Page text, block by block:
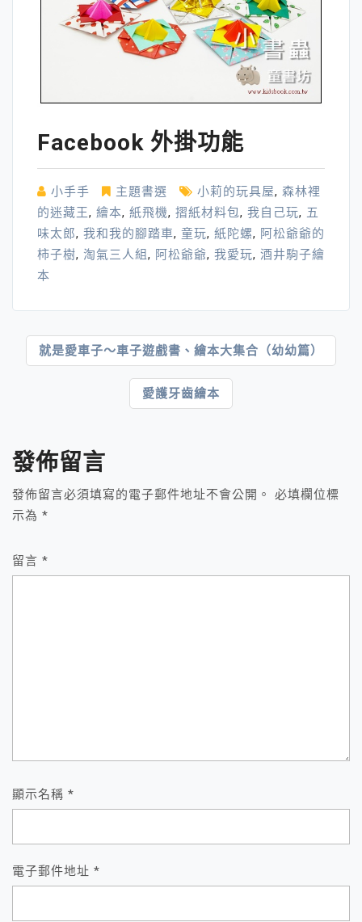
Facebook 外掛功能
小手手 主題書選 小莉的玩具屋, 森林裡
的迷藏王, 繪本, 紙飛機, 摺紙材料包, 我自己玩, 五
味太郎, 我和我的腳踏車, 童玩, 紙陀螺, 阿松爺爺的
柿子樹, 淘氣三人組, 阿松爺爺, 我愛玩, 酒井駒子繪
本
覽
就是愛車子～車子遊戲書、繪本大集合（幼幼篇）
愛護牙齒繪本
發佈留言
發佈留言必須填寫的電子郵件地址不會公開。
必填欄位標
示為 *
留言 *
顯示名稱 *
電子郵件地址 *